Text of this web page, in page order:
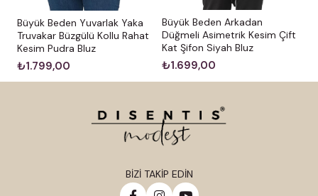
Büyük Beden Yuvarlak Yaka
Truvakar Büzgülü Kollu Rahat
Kesim Pudra Bluz
₺1.799,00
Büyük Beden Arkadan
Düğmeli Asimetrik Kesim Çift
Kat Şifon Siyah Bluz
₺1.699,00
BİZİ TAKİP EDİN